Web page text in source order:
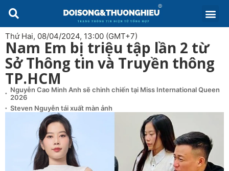
Thứ Hai, 08/04/2024, 13:00 (GMT+7)
Nam Em bị triệu tập lần 2 từ
Sở Thông tin và Truyền thông
TP.HCM
Nguyễn Cao Minh Anh sẽ chinh chiến tại Miss International Queen
2026
Steven Nguyễn tái xuất màn ảnh